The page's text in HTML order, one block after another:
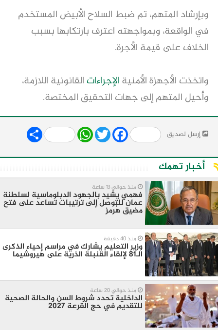
وبإرشاد المتهم، تم ضبط السلاح الأبيض المستخدم
في الواقعة، وبمواجهته اعترف بارتكابها بسبب
الخلاف على قيمة الأجرة.
واتخذت الأجهزة الأمنية الإجراءات القانونية اللازمة،
وأُحيل المتهم إلى جهات التحقيق المختصة.
إرسل لصديق Share WhatsApp
Twitter Facebook
أخبار تهمك
منذ حوالي 13 ساعة
فهمي يشيد بالجهود الدبلوماسية لسلطنة
عمان للتوصل إلى ترتيبات تساعد على فتح
مضيق هُرمز
منذ 40 دقيقة
وزير التعليم يشارك في مراسم إحياء الذكرى
الـ81 لإلقاء القنبلة الذرية على هيروشيما
منذ حوالي 20 ساعة
الداخلية تحدد شروط السن والحالة الصحية
للتقديم في حج القرعة 2027